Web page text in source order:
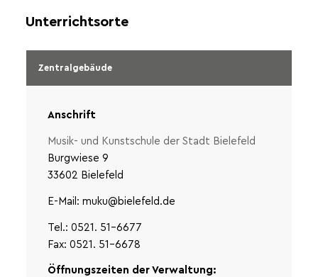
Unterrichtsorte
Zentralgebäude
Anschrift
Musik- und Kunstschule der Stadt Bielefeld
Burgwiese 9
33602 Bielefeld
E-Mail: muku@bielefeld.de
Tel.: 0521. 51-6677
Fax: 0521. 51-6678
Öffnungszeiten der Verwaltung: